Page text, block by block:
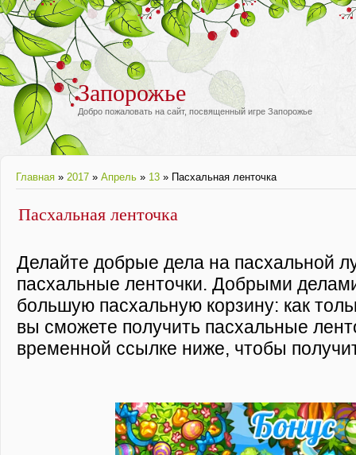
Запорожье
Добро пожаловать на сайт, посвященный игре Запорожье
Главная » 2017 » Апрель » 13 » Пасхальная ленточка
Пасхальная ленточка
Делайте добрые дела на пасхальной
пасхальные ленточки. Добрыми
большую пасхальную корзину: как
вы сможете получить пасхальные
временной ссылке ниже, чтобы